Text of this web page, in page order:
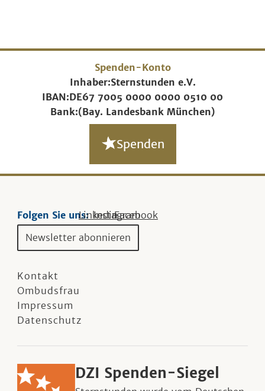
Spenden-Konto
Inhaber:Sternstunden e.V.
IBAN:DE67 7005 0000 0000 0510 00
Bank:(Bay. Landesbank München)
Spenden
Folgen Sie uns:Linkedin
Instagram
Facebook
Newsletter abonnieren
Kontakt
Ombudsfrau
Impressum
Datenschutz
DZI Spenden-Siegel